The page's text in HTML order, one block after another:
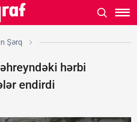
Şərq
hərbi
endirdi